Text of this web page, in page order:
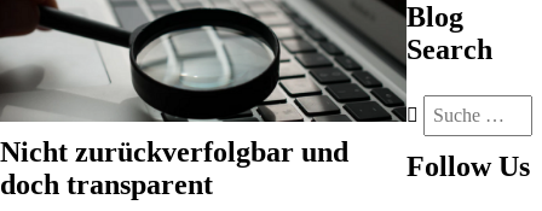
Nicht zurückverfolgbar und
doch transparent
Blog
Search
Follow Us